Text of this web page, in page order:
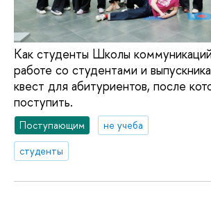
Как студенты Школы
работе со студентами и
квест для абитуриентов, после
поступить.
Поступающим
не учеба
студенты